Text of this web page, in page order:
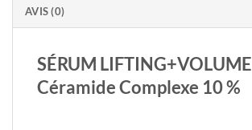
AVIS (0)
SÉRUM LIFTING+VOLUME
Céramide Complexe 10 %